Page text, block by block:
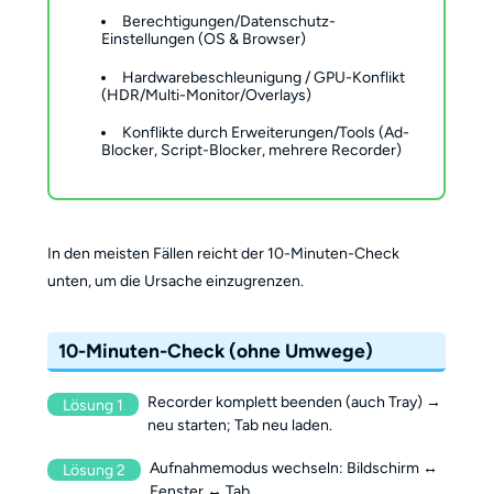
Berechtigungen/Datenschutz-
Einstellungen (OS & Browser)
Hardwarebeschleunigung / GPU-Konflikt
(HDR/Multi-Monitor/Overlays)
Konflikte durch Erweiterungen/Tools (Ad-
Blocker, Script-Blocker, mehrere Recorder)
In den meisten Fällen reicht der 10-Minuten-Check
unten, um die Ursache einzugrenzen.
10-Minuten-Check (ohne Umwege)
Lösung 1
Recorder komplett beenden (auch Tray) →
neu starten; Tab neu laden.
Lösung 2
Aufnahmemodus wechseln: Bildschirm ↔